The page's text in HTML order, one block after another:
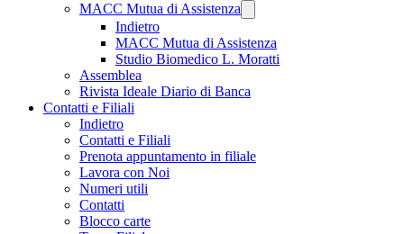
MACC Mutua di Assistenza
Indietro
MACC Mutua di Assistenza
Studio Biomedico L. Moratti
Assemblea
Rivista Ideale Diario di Banca
Contatti e Filiali
Indietro
Contatti e Filiali
Prenota appuntamento in filiale
Lavora con Noi
Numeri utili
Contatti
Blocco carte